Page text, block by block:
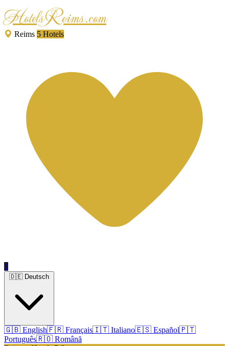
HotelsReims.com
Reims 5 Hotels
0
🇬🇧 English🇫🇷 Français🇮🇹 Italiano🇪🇸 Español🇵🇹
Português🇷🇴 Română